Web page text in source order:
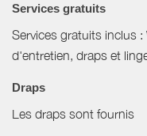
Services gratuits
Services gratuits inclus
d'entretien, draps et
Draps
Les draps sont fournis